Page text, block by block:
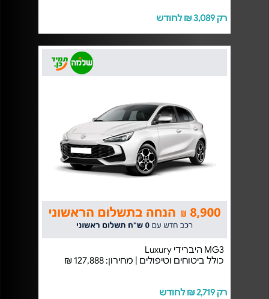
רק 3,089 ₪ לחודש
MG3 היברידי Luxury
כולל ביטוחים וטיפולים | מחירון: 127,888 ₪
רק 2,719 ₪ לחודש